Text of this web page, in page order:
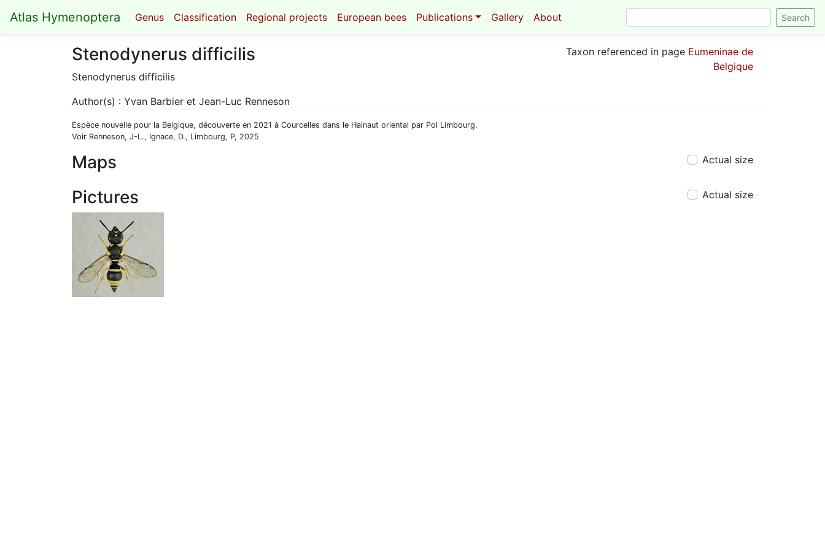
Atlas Hymenoptera Genus Classification Regional projects European bees Publications Gallery About
Stenodynerus difficilis
Stenodynerus difficilis
Taxon referenced in page Eumeninae de
Belgique
Author(s) : Yvan Barbier et Jean-Luc Renneson
Espèce nouvelle pour la Belgique, découverte en 2021 à Courcelles dans le Hainaut oriental par Pol Limbourg.
Voir Renneson, J-L., Ignace, D., Limbourg, P, 2025
Maps Actual size
Pictures Actual size